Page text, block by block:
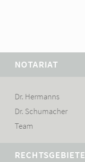
NOTARIAT
Navigation
überspringen
Dr. Hermanns
Dr. Schumacher
Team
RECHTSGEBIETE